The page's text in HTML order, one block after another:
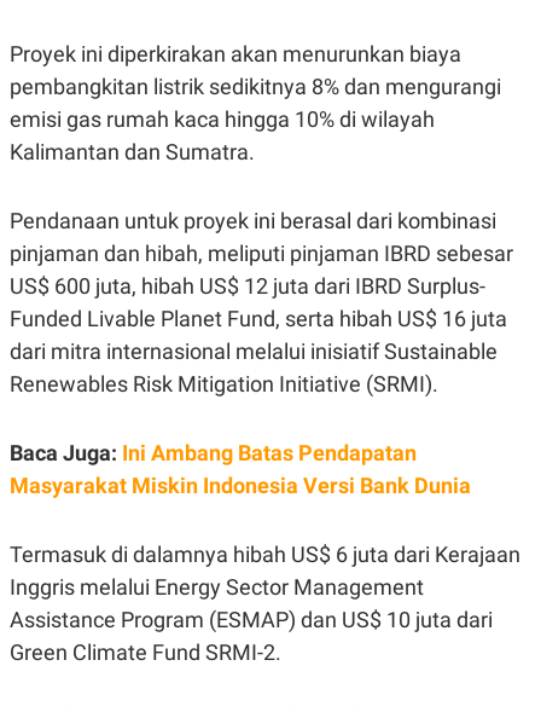
A
O
N
A
V
I
P
U
JARINGAN
O
T
A
A
M
Y
R
S
E
E
E
.
I
D
AI
Proyek ini diperkirakan akan menurunkan biaya
pembangkitan listrik sedikitnya 8% dan mengurangi
emisi gas rumah kaca hingga 10% di wilayah
Kalimantan dan Sumatra.
Pendanaan untuk proyek ini berasal dari kombinasi
pinjaman dan hibah, meliputi pinjaman IBRD sebesar
US$ 600 juta, hibah US$ 12 juta dari IBRD Surplus-
Funded Livable Planet Fund, serta hibah US$ 16 juta
dari mitra internasional melalui inisiatif Sustainable
Renewables Risk Mitigation Initiative (SRMI).
Baca Juga: Ini Ambang Batas Pendapatan
Masyarakat Miskin Indonesia Versi Bank Dunia
Termasuk di dalamnya hibah US$ 6 juta dari Kerajaan
Inggris melalui Energy Sector Management
Assistance Program (ESMAP) dan US$ 10 juta dari
Green Climate Fund SRMI-2.